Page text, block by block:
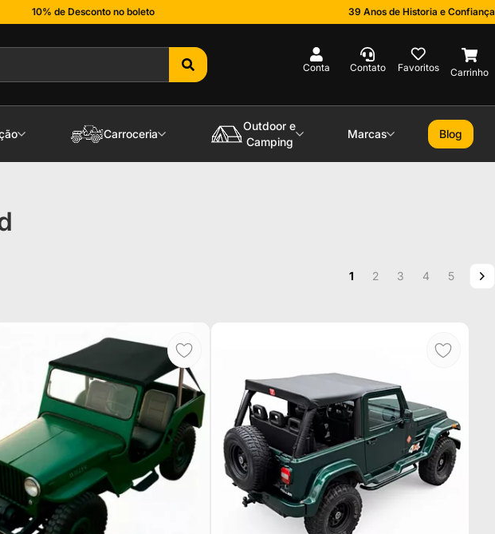
10% de Desconto no boleto
39 Anos de Historia e Confiança
Carroceria
Outdoor e
Camping
Marcas Blog
Página
Você esta lendo a pagina
1 Página
2 Página
3 Página
4 Página
5